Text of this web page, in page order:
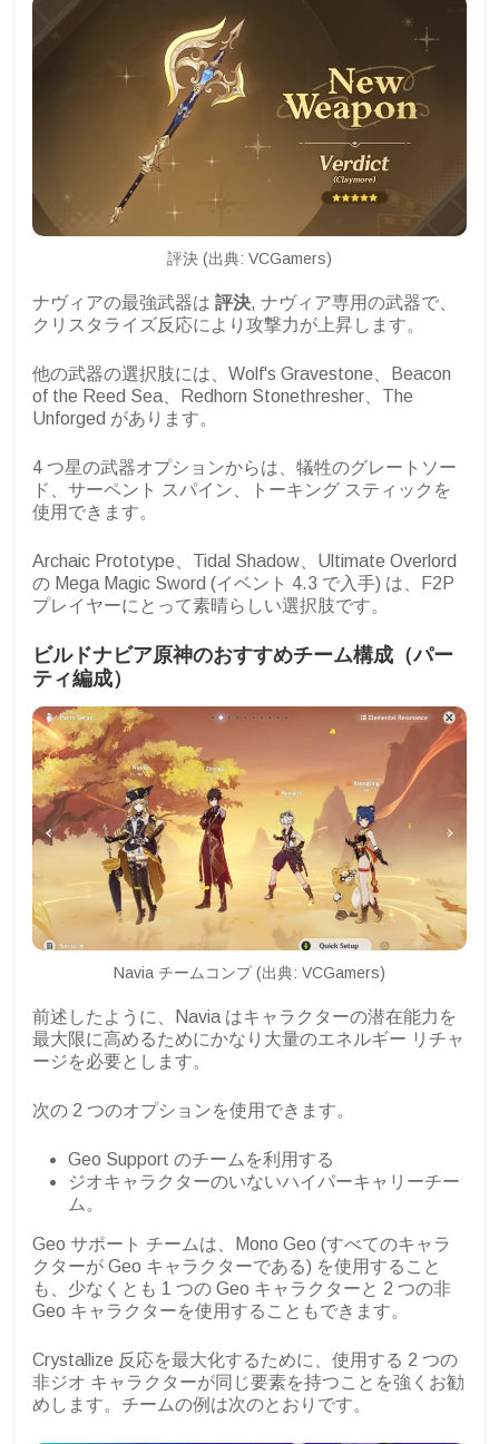
評決 (出典: VCGamers)
ナヴィアの最強武器は 評決, ナヴィア専用の武器で、
クリスタライズ反応により攻撃力が上昇します。
他の武器の選択肢には、Wolf's Gravestone、Beacon
of the Reed Sea、Redhorn Stonethresher、The
Unforged があります。
4 つ星の武器オプションからは、犠牲のグレートソー
ド、サーペント スパイン、トーキング スティックを
使用できます。
Archaic Prototype、Tidal Shadow、Ultimate Overlord
の Mega Magic Sword (イベント 4.3 で入手) は、F2P
プレイヤーにとって素晴らしい選択肢です。
ビルドナビア原神のおすすめチーム構成（パー
ティ編成）
Navia チームコンプ (出典: VCGamers)
前述したように、Navia はキャラクターの潜在能力を
最大限に高めるためにかなり大量のエネルギー リチャ
ージを必要とします。
次の 2 つのオプションを使用できます。
Geo Support のチームを利用する
ジオキャラクターのいないハイパーキャリーチー
ム。
Geo サポート チームは、Mono Geo (すべてのキャラ
クターが Geo キャラクターである) を使用すること
も、少なくとも 1 つの Geo キャラクターと 2 つの非
Geo キャラクターを使用することもできます。
Crystallize 反応を最大化するために、使用する 2 つの
非ジオ キャラクターが同じ要素を持つことを強くお勧
めします。チームの例は次のとおりです。